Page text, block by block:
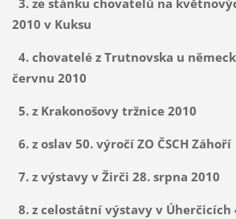
2010 v Kuksu
4. chovatelé z Trutnovska u
červnu 2010
5. z Krakonošovy tržnice 2010
6. z oslav 50. výročí ZO ČSCH Záhoří
7. z výstavy v Žirči 28. srpna 2010
8. z celostátní výstavy v Úherčicích